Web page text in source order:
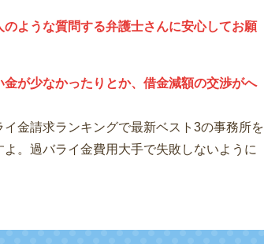
ような質問する弁護士さんに安心してお願
が少なかったりとか、借金減額の交渉がへ
金請求ランキングで最新ベスト3の事務所を
。過バライ金費用大手で失敗しないように